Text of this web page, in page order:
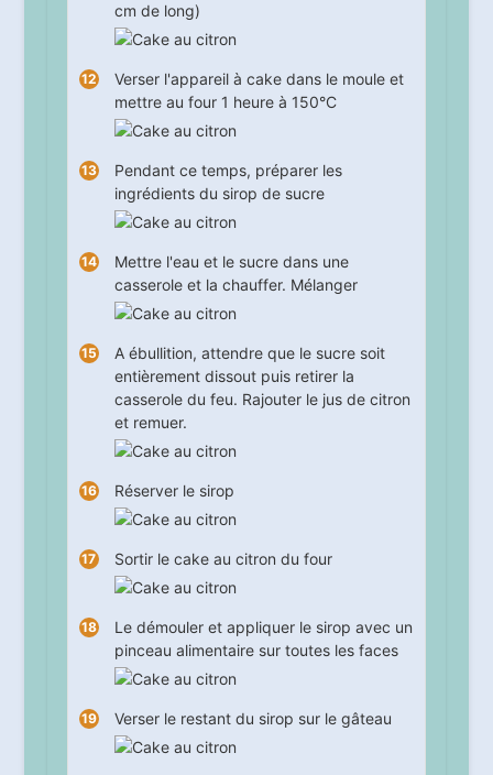
cm de long)
Verser l'appareil à cake dans le moule et
mettre au four 1 heure à 150°C
Pendant ce temps, préparer les
ingrédients du sirop de sucre
Mettre l'eau et le sucre dans une
casserole et la chauffer. Mélanger
A ébullition, attendre que le sucre soit
entièrement dissout puis retirer la
casserole du feu. Rajouter le jus de citron
et remuer.
Réserver le sirop
Sortir le cake au citron du four
Le démouler et appliquer le sirop avec un
pinceau alimentaire sur toutes les faces
Verser le restant du sirop sur le gâteau